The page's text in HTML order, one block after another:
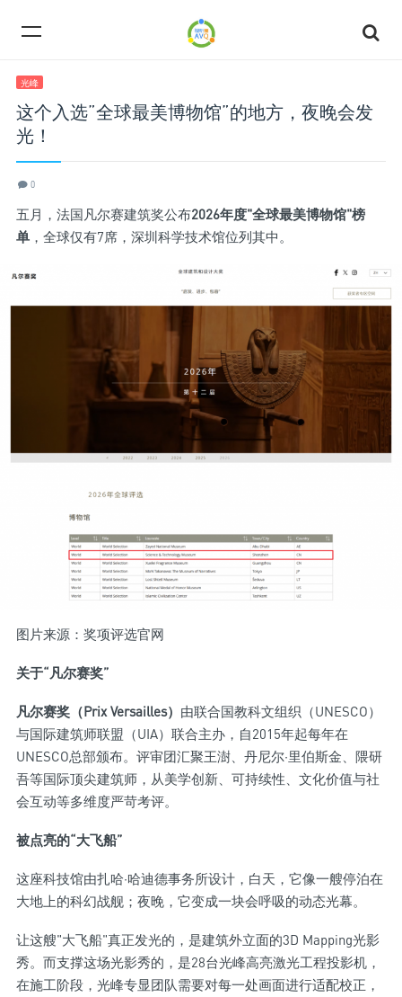
光峰
这个入选”全球最美博物馆”的地方，夜晚会发
光！
0
五月，法国凡尔赛建筑奖公布2026年度"全球最美博物馆"榜
单 ，全球仅有7席，深圳科学技术馆位列其中。
图片来源：奖项评选官网
关于“凡尔赛奖”
凡尔赛奖（Prix Versailles） 由联合国教科文组织（UNESCO）
与国际建筑师联盟（UIA）联合主办，自2015年起每年在
UNESCO总部颁布。评审团汇聚王澍、丹尼尔·里伯斯金、隈研
吾等国际顶尖建筑师，从美学创新、可持续性、文化价值与社
会互动等多维度严苛考评。
被点亮的“大飞船”
这座科技馆由扎哈·哈迪德事务所设计，白天，它像一艘停泊在
大地上的科幻战舰；夜晚，它变成一块会呼吸的动态光幕。
让这艘"大飞船"真正发光的，是建筑外立面的3D Mapping光影
秀。而支撑这场光影秀的，是28台光峰高亮激光工程投影机，
在施工阶段，光峰专显团队需要对每一处画面进行适配校正，